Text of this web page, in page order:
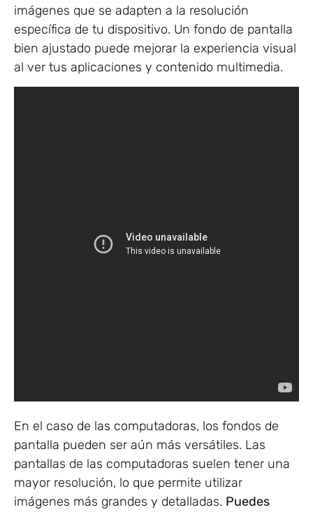
imágenes que se adapten a la resolución
específica de tu dispositivo. Un fondo de pantalla
bien ajustado puede mejorar la experiencia visual
al ver tus aplicaciones y contenido multimedia.
En el caso de las computadoras, los fondos de
pantalla pueden ser aún más versátiles. Las
pantallas de las computadoras suelen tener una
mayor resolución, lo que permite utilizar
imágenes más grandes y detalladas. Puedes